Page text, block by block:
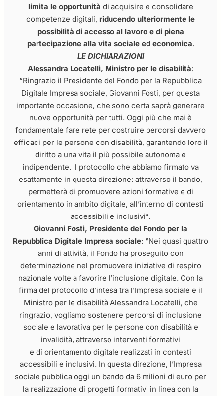
limita le opportunità di acquisire e consolidare
competenze digitali, riducendo ulteriormente le
possibilità di accesso al lavoro e di piena
partecipazione alla vita sociale ed economica.
LE DICHIARAZIONI
Alessandra Locatelli, Ministro per le disabilità:
“Ringrazio il Presidente del Fondo per la Repubblica
Digitale Impresa sociale, Giovanni Fosti, per questa
importante occasione, che sono certa saprà generare
nuove opportunità per tutti. Oggi più che mai è
fondamentale fare rete per costruire percorsi davvero
efficaci per le persone con disabilità, garantendo loro il
diritto a una vita il più possibile autonoma e
indipendente. Il protocollo che abbiamo firmato va
esattamente in questa direzione: attraverso il bando,
permetterà di promuovere azioni formative e di
orientamento in ambito digitale, all’interno di contesti
accessibili e inclusivi”.
Giovanni Fosti, Presidente del Fondo per la
Repubblica Digitale Impresa sociale: “Nei quasi quattro
anni di attività, il Fondo ha proseguito con
determinazione nel promuovere iniziative di respiro
nazionale volte a favorire l’inclusione digitale. Con la
firma del protocollo d’intesa tra l’Impresa sociale e il
Ministro per le disabilità Alessandra Locatelli, che
ringrazio, vogliamo sostenere percorsi di inclusione
sociale e lavorativa per le persone con disabilità e
invalidità, attraverso interventi formativi
e di orientamento digitale realizzati in contesti
accessibili e inclusivi. In questa direzione, l’Impresa
sociale pubblica oggi un bando da 6 milioni di euro per
la realizzazione di progetti formativi in linea con la